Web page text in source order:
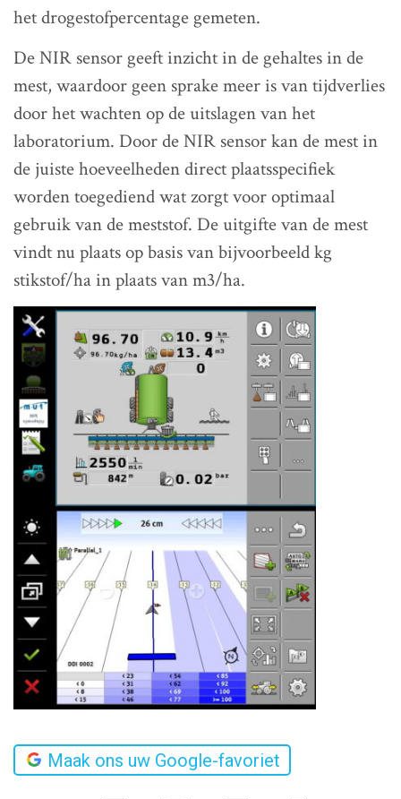
het drogestofpercentage gemeten.
De NIR sensor geeft inzicht in de gehaltes in de
mest, waardoor geen sprake meer is van tijdverlies
door het wachten op de uitslagen van het
laboratorium. Door de NIR sensor kan de mest in
de juiste hoeveelheden direct plaatsspecifiek
worden toegediend wat zorgt voor optimaal
gebruik van de meststof. De uitgifte van de mest
vindt nu plaats op basis van bijvoorbeeld kg
stikstof/ha in plaats van m3/ha.
Maak ons uw Google-favoriet